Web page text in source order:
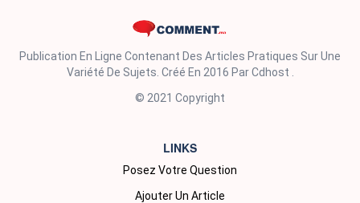
Publication En Ligne Contenant Des Articles Pratiques Sur Une
Variété De Sujets. Créé En 2016 Par Cdhost .
© 2021 Copyright
LINKS
Posez Votre Question
Ajouter Un Article